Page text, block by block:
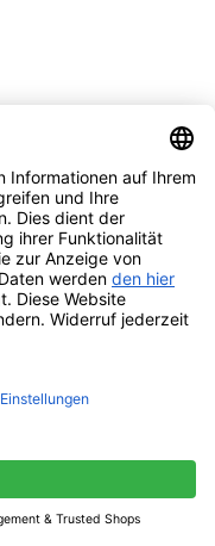
mehrere Varianten auf.
gewählt werden